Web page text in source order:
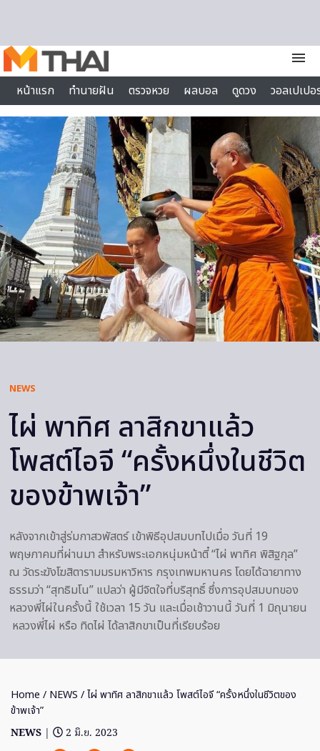
menu
หน้าแรก
ทำนายฝัน ตรวจหวย ผลบอล ดูดวง
วอลเปเป
ไลฟ์สไตล์
NEWS
ไผ่ พาทิศ ลาสิกขาแล้ว
โพสต์ไอจี “ครั้งหนึ่งในชีวิต
ของข้าพเจ้า”
หลังจากเข้าสู่ร่มกาสวพัสตร์ เข้าพิธีอุปสมบทไปเมื่อ วันที่ 19
พฤษภาคมที่ผ่านมา สำหรับพระเอกหนุ่มหน้าตี๋ “ไผ่ พาทิศ พิสิฐกุล”
ณ วัดระฆังโฆสิตารามมรมหาวิหาร กรุงเทพมหานคร โดยได้ฉายาทาง
ธรรมว่า “สุทธิมโน” แปลว่า ผู้มีจิตใจที่บริสุทธิ์ ซึ่งการอุปสมบทของ
หลวงพี่ไผ่ในครั้งนี้ ใช้เวลา 15 วัน และเมื่อเช้าวานนี้ วันที่ 1 มิถุนายน
หลวงพี่ไผ่ หรือ ทิดไผ่ ได้ลาสิกขาเป็นที่เรียบร้อย
Home / NEWS / ไผ่ พาทิศ ลาสิกขาแล้ว โพสต์ไอจี “ครั้งหนึ่งในชีวิตของ
ข้าพเจ้า”
NEWS |
2 มิ.ย. 2023